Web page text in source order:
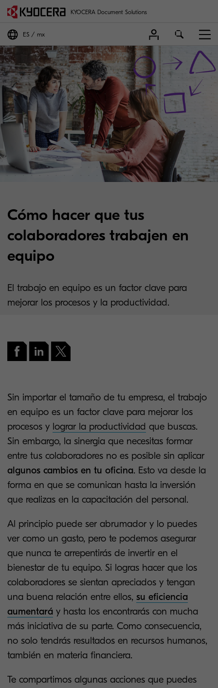
KYOCERA Document Solutions
ES mx
Cómo hacer que tus
colaboradores trabajen en
equipo
El trabajo en equipo es un factor clave para
mejorar los procesos y la productividad.
Sin importar el tamaño de tu empresa, el trabajo
en equipo es un factor clave para mejorar los
procesos y lograr la productividad que buscas.
Sin embargo, la sinergia que necesitas formar
entre tus colaboradores no es posible sin aplicar
algunos cambios en tu oficina. Esto va desde la
forma en que se comunican hasta la inversión
que realizas en la capacitación del personal.
Al principio puede ser abrumador y lo puedes
ver como un gasto, pero te podemos asegurar
que nunca te arrepentirás de invertir en el
bienestar de tu equipo. Si logras hacer que los
colaboradores se sientan apreciados y tengan
una buena relación entre ellos, su eficiencia
aumentará y hasta los encontrarás con mucha
más iniciativa de su parte. Como consecuencia,
no solo tendrás resultados en recursos humanos,
también en materia financiera.
Te compartimos algunas acciones que puedes